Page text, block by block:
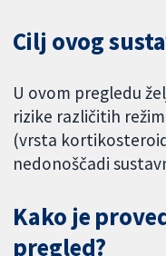
Cilj ovog
U ovom pregledu
rizike različitih
(vrsta
nedonoščadi
Kako je
pregled?